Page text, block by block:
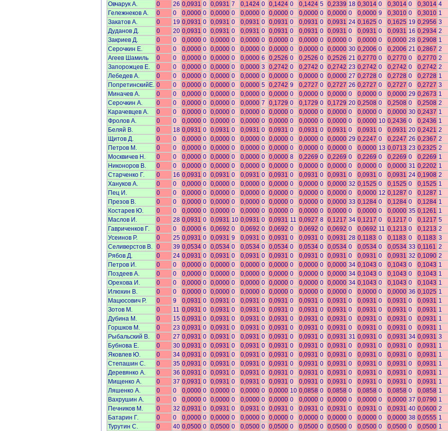
Овчарук А.
0 26 0,0931 0 0,0931 7 0,1424 0 0,1424 0 0,1424 5 0,2339 18 0,3014 0 0,3014 0 0,3014 4
Гележнеков А.
0 0 0,0000 0 0,0000 0 0,0000 0 0,0000 0 0,0000 0 0,0000 0 0,0000 9 0,3010 0 0,3010 1
Закатов А.
0 19 0,0931 0 0,0931 0 0,0931 0 0,0931 0 0,0931 0 0,0931 24 0,1625 0 0,1625 19 0,2956 3
Дуданов Д.
0 20 0,0931 0 0,0931 0 0,0931 0 0,0931 0 0,0931 0 0,0931 0 0,0931 0 0,0931 16 0,2934 2
Закриев Д.
0 0 0,0000 0 0,0000 0 0,0000 0 0,0000 0 0,0000 0 0,0000 0 0,0000 0 0,0000 28 0,2908 1
Серочкин Е.
0 0 0,0000 0 0,0000 0 0,0000 0 0,0000 0 0,0000 0 0,0000 30 0,2006 0 0,2006 21 0,2867 2
Агеев Шамиль
0 0 0,0000 0 0,0000 0 0,0000 6 0,2526 0 0,2526 0 0,2526 21 0,2770 0 0,2770 0 0,2770 2
Запорожцев Е.
0 0 0,0000 0 0,0000 0 0,0000 3 0,2742 0 0,2742 0 0,2742 23 0,2742 0 0,2742 0 0,2742 2
Лебедев А.
0 0 0,0000 0 0,0000 0 0,0000 0 0,0000 0 0,0000 0 0,0000 27 0,2728 0 0,2728 0 0,2728 1
ПопретинскийЕ. 0 0 0,0000 0 0,0000 0 0,0000 5 0,2742 9 0,2727 0 0,2727 26 0,2727 0 0,2727 0 0,2727 3
Миначев А.
0 0 0,0000 0 0,0000 0 0,0000 0 0,0000 0 0,0000 0 0,0000 0 0,0000 0 0,0000 29 0,2673 1
Серочкин А.
0 0 0,0000 0 0,0000 0 0,0000 7 0,1729 0 0,1729 0 0,1729 20 0,2508 0 0,2508 0 0,2508 2
Карачевцев А.
0 0 0,0000 0 0,0000 0 0,0000 0 0,0000 0 0,0000 0 0,0000 0 0,0000 0 0,0000 30 0,2437 1
Фролов А.
0 0 0,0000 0 0,0000 0 0,0000 0 0,0000 0 0,0000 0 0,0000 0 0,0000 10 0,2436 0 0,2436 1
Беляй В.
0 18 0,0931 0 0,0931 0 0,0931 0 0,0931 0 0,0931 0 0,0931 0 0,0931 0 0,0931 20 0,2421 2
Щитов Д.
0 0 0,0000 0 0,0000 0 0,0000 0 0,0000 0 0,0000 0 0,0000 29 0,2247 0 0,2247 26 0,2367 2
Петров М.
0 0 0,0000 0 0,0000 0 0,0000 0 0,0000 0 0,0000 0 0,0000 0 0,0000 13 0,0713 23 0,2325 2
Москвичев Н.
0 0 0,0000 0 0,0000 0 0,0000 0 0,0000 8 0,2269 0 0,2269 0 0,2269 0 0,2269 0 0,2269 1
Никоноров В.
0 0 0,0000 0 0,0000 0 0,0000 0 0,0000 0 0,0000 0 0,0000 0 0,0000 0 0,0000 31 0,2202 1
Старченко Г.
0 16 0,0931 0 0,0931 0 0,0931 0 0,0931 0 0,0931 0 0,0931 0 0,0931 0 0,0931 24 0,1908 2
Хануков А.
0 0 0,0000 0 0,0000 0 0,0000 0 0,0000 0 0,0000 0 0,0000 32 0,1525 0 0,1525 0 0,1525 1
Пец И.
0 0 0,0000 0 0,0000 0 0,0000 0 0,0000 0 0,0000 0 0,0000 0 0,0000 12 0,1287 0 0,1287 1
Презов В.
0 0 0,0000 0 0,0000 0 0,0000 0 0,0000 0 0,0000 0 0,0000 33 0,1284 0 0,1284 0 0,1284 1
Костарев Ю.
0 0 0,0000 0 0,0000 0 0,0000 0 0,0000 0 0,0000 0 0,0000 0 0,0000 0 0,0000 35 0,1261 1
Маслов И.
0 28 0,0931 0 0,0931 10 0,0931 0 0,0931 11 0,0927 8 0,1217 34 0,1217 0 0,1217 0 0,1217 5
Гавриченков Г.
0 0 0,0000 6 0,0692 0 0,0692 0 0,0692 0 0,0692 0 0,0692 0 0,0692 11 0,1213 0 0,1213 2
Усеинов Р.
0 25 0,0931 0 0,0931 9 0,0931 0 0,0931 0 0,0931 0 0,0931 28 0,1183 0 0,1183 0 0,1183 3
Селиверстов В. 0 39 0,0534 0 0,0534 0 0,0534 0 0,0534 0 0,0534 0 0,0534 0 0,0534 0 0,0534 33 0,1161 2
Рябов Д.
0 24 0,0931 0 0,0931 0 0,0931 0 0,0931 0 0,0931 0 0,0931 0 0,0931 0 0,0931 32 0,1090 2
Петров И.
0 0 0,0000 0 0,0000 0 0,0000 0 0,0000 0 0,0000 0 0,0000 34 0,1043 0 0,1043 0 0,1043 1
Поздеев А.
0 0 0,0000 0 0,0000 0 0,0000 0 0,0000 0 0,0000 0 0,0000 34 0,1043 0 0,1043 0 0,1043 1
Орехова И.
0 0 0,0000 0 0,0000 0 0,0000 0 0,0000 0 0,0000 0 0,0000 34 0,1043 0 0,1043 0 0,1043 1
Илюхин В.
0 0 0,0000 0 0,0000 0 0,0000 0 0,0000 0 0,0000 0 0,0000 0 0,0000 0 0,0000 36 0,1025 1
Мацюсович Р.
0 9 0,0931 0 0,0931 0 0,0931 0 0,0931 0 0,0931 0 0,0931 0 0,0931 0 0,0931 0 0,0931 1
Зотов М.
0 11 0,0931 0 0,0931 0 0,0931 0 0,0931 0 0,0931 0 0,0931 0 0,0931 0 0,0931 0 0,0931 1
Дубина М.
0 15 0,0931 0 0,0931 0 0,0931 0 0,0931 0 0,0931 0 0,0931 0 0,0931 0 0,0931 0 0,0931 1
Горшков М.
0 23 0,0931 0 0,0931 0 0,0931 0 0,0931 0 0,0931 0 0,0931 0 0,0931 0 0,0931 0 0,0931 1
Рыбальский В.
0 27 0,0931 0 0,0931 0 0,0931 0 0,0931 0 0,0931 0 0,0931 31 0,0931 0 0,0931 34 0,0931 3
Бубнова Е.
0 30 0,0931 0 0,0931 0 0,0931 0 0,0931 0 0,0931 0 0,0931 0 0,0931 0 0,0931 0 0,0931 1
Яковлев Ю.
0 34 0,0931 0 0,0931 0 0,0931 0 0,0931 0 0,0931 0 0,0931 0 0,0931 0 0,0931 0 0,0931 1
Степашин С.
0 35 0,0931 0 0,0931 0 0,0931 0 0,0931 0 0,0931 0 0,0931 0 0,0931 0 0,0931 0 0,0931 1
Деревянко А.
0 36 0,0931 0 0,0931 0 0,0931 0 0,0931 0 0,0931 0 0,0931 0 0,0931 0 0,0931 0 0,0931 1
Мищенко А.
0 37 0,0931 0 0,0931 0 0,0931 0 0,0931 0 0,0931 0 0,0931 0 0,0931 0 0,0931 0 0,0931 1
Ляшенко А.
0 0 0,0000 0 0,0000 0 0,0000 0 0,0000 10 0,0858 0 0,0858 0 0,0858 0 0,0858 0 0,0858 1
Вахрушин А.
0 0 0,0000 0 0,0000 0 0,0000 0 0,0000 0 0,0000 0 0,0000 0 0,0000 0 0,0000 37 0,0790 1
Печников М.
0 32 0,0931 0 0,0931 0 0,0931 0 0,0931 0 0,0931 0 0,0931 0 0,0931 0 0,0931 40 0,0600 2
Батарин Г.
0 0 0,0000 0 0,0000 0 0,0000 0 0,0000 0 0,0000 0 0,0000 0 0,0000 0 0,0000 38 0,0555 1
Турутин С.
0 40 0,0500 0 0,0500 0 0,0500 0 0,0500 0 0,0500 0 0,0500 0 0,0500 0 0,0500 0 0,0500 1